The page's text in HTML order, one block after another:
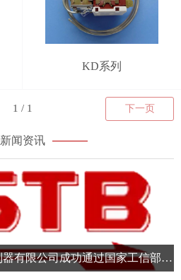
KD系列
下一页
新闻资讯
关于佛山市通宝华龙控制器有限公司成功通过国家工信部专精特新“小巨人”企业认定的简讯